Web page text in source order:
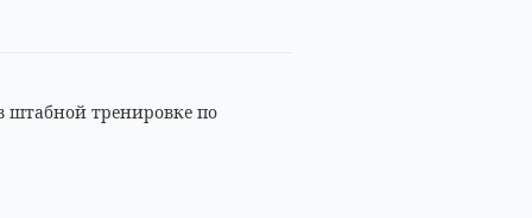
штабной тренировке по